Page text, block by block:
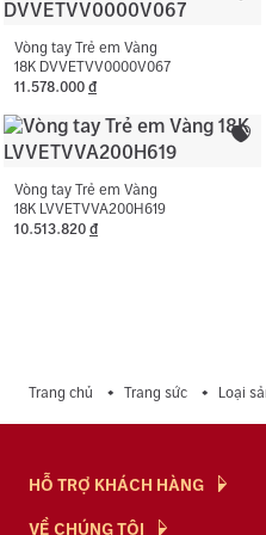
vàng.
Vòng tay Trẻ em Vàng
18K DVVETVV0000V067
11.578.000 đ
Vòng tay Trẻ em Vàng
18K LVVETVVA200H619
10.513.820 đ
Trang chủ Trang sức Loại
HỖ TRỢ KHÁCH HÀNG
Hỏi & Đáp
VỀ CHÚNG TÔI